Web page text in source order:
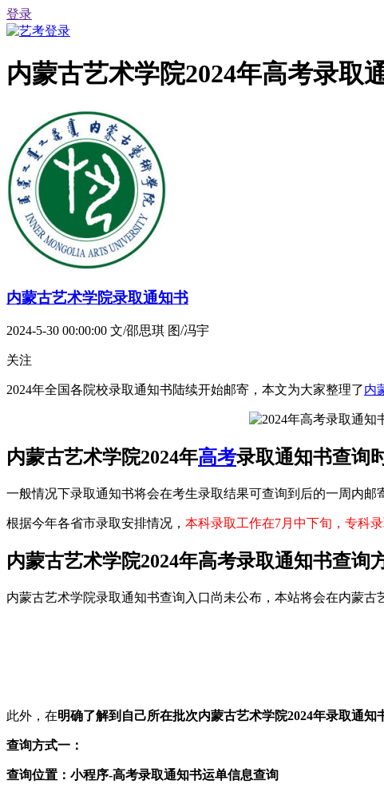
登录
内蒙古艺术学院2024年高考录取
内蒙古艺术学院录取通知书
2024-5-30 00:00:00 文/邵思琪 图/冯宇
关注
2024年全国各院校录取通知书陆续开始邮寄，本文为大家整理了内
内蒙古艺术学院2024年高考录取通知书查询
一般情况下录取通知书将会在考生录取结果可查询到后的一周内邮
根据今年各省市录取安排情况， 本科录取工作在7月中下旬，专科
内蒙古艺术学院2024年高考录取通知书查询
内蒙古艺术学院录取通知书查询入口尚未公布，本站将会在内蒙古
此外，在明确了解到自己所在批次内蒙古艺术学院2024年录取通知
查询方式一：
查询位置：小程序-高考录取通知书运单信息查询